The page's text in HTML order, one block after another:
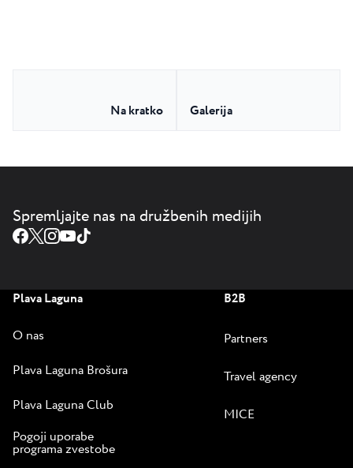
Na kratko Galerija
Spremljajte nas na družbenih medijih
Plava Laguna
O nas
Plava Laguna Brošura
Plava Laguna Club
Pogoji uporabe
programa zvestobe
B2B
Partners
Travel agency
MICE